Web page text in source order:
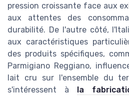
pression croissante face aux
aux attentes des
durabilité. De l'autre côté,
aux caractéristiques
des produits spécifiques,
Parmigiano Reggiano,
lait cru sur l'ensemble du
s'intéressent à la